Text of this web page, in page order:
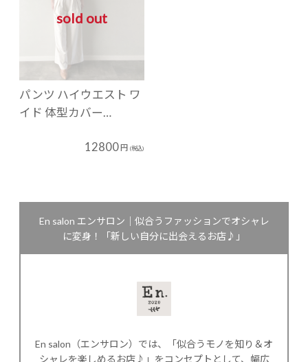
sold out
パンツ ハイウエスト ワ
イド 体型カバー…
12800 円 (税込)
En salon エンサロン｜似合うファッションでオシャレ
に変身！「新しい自分に出会えるお店♪」
En salon（エンサロン）では、「似合うモノを知り＆オ
シャレを楽しめるお店♪」をコンセプトとして、幅広